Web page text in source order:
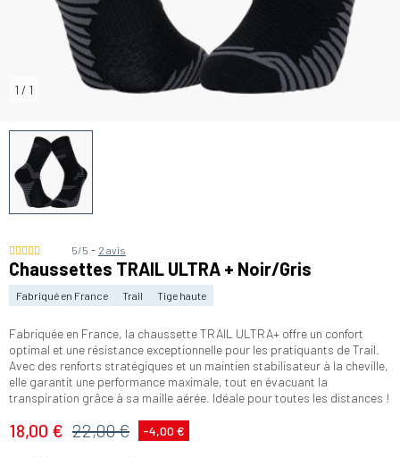
1 / 1
5/5 - 2 avis
Chaussettes TRAIL ULTRA + Noir/Gris
Fabriqué en France Trail Tige haute
Fabriquée en France, la chaussette TRAIL ULTRA+ offre un confort
optimal et une résistance exceptionnelle pour les pratiquants de Trail.
Avec des renforts stratégiques et un maintien stabilisateur à la cheville,
elle garantit une performance maximale, tout en évacuant la
transpiration grâce à sa maille aérée. Idéale pour toutes les distances !
18,00 € 22,00 € -4,00 €